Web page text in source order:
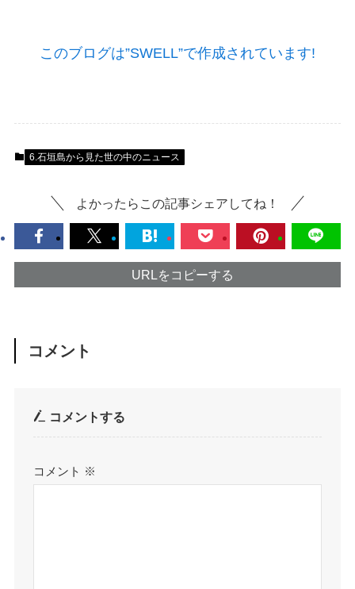
このブログは”SWELL”で作成されています!
6.石垣島から見た世の中のニュース
よかったらこの記事シェアしてね！
URLをコピーする
コメント
コメントする
コメント ※